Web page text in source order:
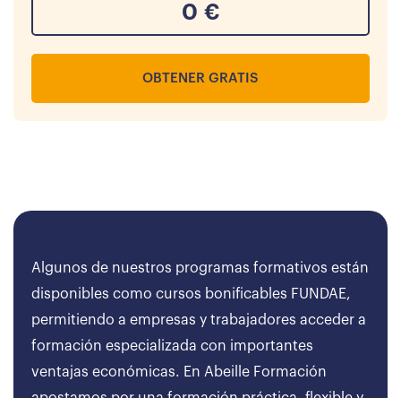
0 €
OBTENER GRATIS
Algunos de nuestros programas formativos están
disponibles como cursos bonificables FUNDAE,
permitiendo a empresas y trabajadores acceder a
formación especializada con importantes
ventajas económicas. En Abeille Formación